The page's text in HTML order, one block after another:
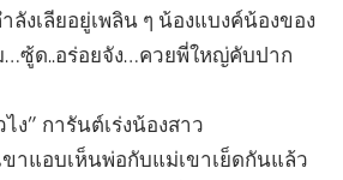
ลังเลียอยู่เพลิน ๆ น้องแบงค์น้องของ
…ซู้ด..อร่อยจัง…ควยพี่ใหญ่คับปาก
ง” การันต์เร่งน้องสาว
ขาแอบเห็นพ่อกับแม่เขาเย็ดกันแล้ว